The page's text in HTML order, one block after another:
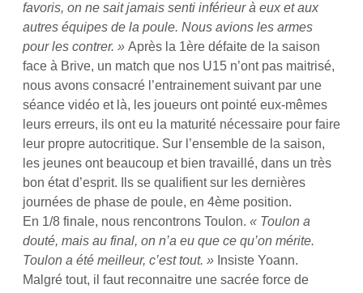
favoris, on ne sait jamais senti inférieur à eux et aux
autres équipes de la poule. Nous avions les armes
pour les contrer. » Après la 1ère défaite de la saison
face à Brive, un match que nos U15 n’ont pas maitrisé,
nous avons consacré l’entrainement suivant par une
séance vidéo et là, les joueurs ont pointé eux-mêmes
leurs erreurs, ils ont eu la maturité nécessaire pour faire
leur propre autocritique. Sur l’ensemble de la saison,
les jeunes ont beaucoup et bien travaillé, dans un très
bon état d’esprit. Ils se qualifient sur les dernières
journées de phase de poule, en 4ème position.
En 1/8 finale, nous rencontrons Toulon. « Toulon a
douté, mais au final, on n’a eu que ce qu’on mérite.
Toulon a été meilleur, c’est tout. » Insiste Yoann.
Malgré tout, il faut reconnaitre une sacrée force de